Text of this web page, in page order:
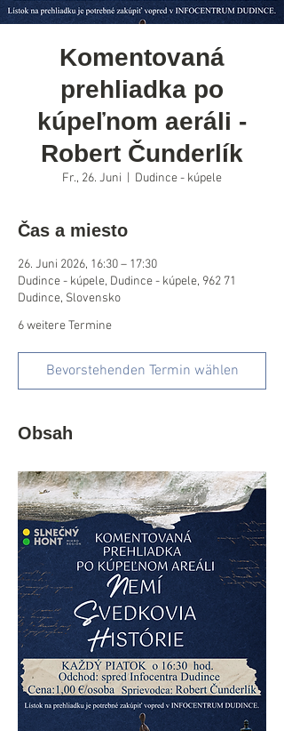
Komentovaná
prehliadka po
kúpeľnom aeráli -
Robert Čunderlík
Fr., 26. Juni Dudince - kúpele
Čas a miesto
26. Juni 2026, 16:30 – 17:30
Dudince - kúpele, Dudince - kúpele, 962 71
Dudince, Slovensko
6 weitere Termine
Bevorstehenden Termin wählen
Obsah